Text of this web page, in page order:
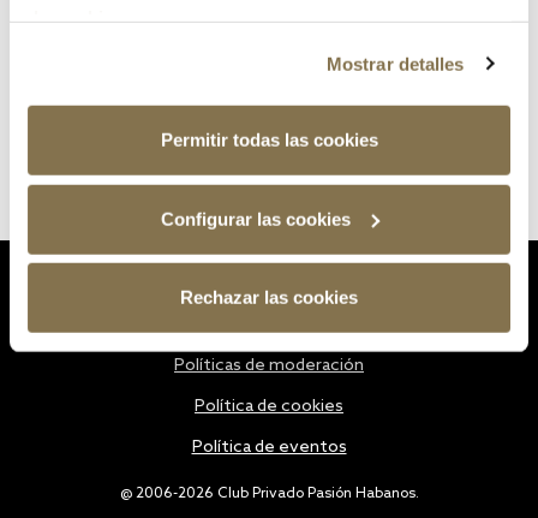
Mostrar detalles
Permitir todas las cookies
Configurar las cookies
Rechazar las cookies
@ 2006-2026 Club Privado Pasión Habanos.
Políticas de moderación
Política de cookies
Política de eventos